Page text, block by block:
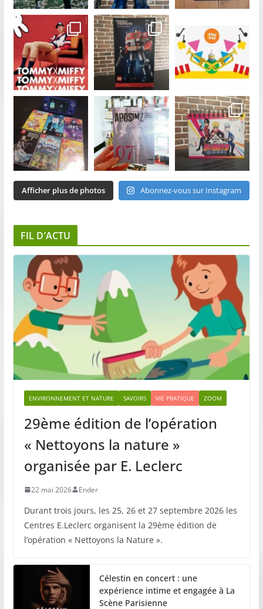
Afficher plus de photos Abonnez-vous sur Instagram
FIL D’ACTU
ENVIRONNEMENT ET NATURE SAVOIRS VIE PRATIQUE ZOOM
29ème édition de l’opération
« Nettoyons la nature »
organisée par E. Leclerc
22 mai 2026 Ender
Durant trois jours, les 25, 26 et 27 septembre 2026 les
Centres E.Leclerc organisent la 29ème édition de
l’opération « Nettoyons la Nature ».
Célestin en concert : une
expérience intime et engagée à La
Scène Parisienne